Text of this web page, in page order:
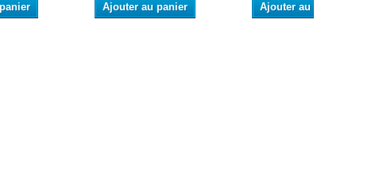
Ajouter au panier Ajouter au panier